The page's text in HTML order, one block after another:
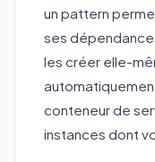
un pattern
ses
les créer elle-
conteneur de
instances dont